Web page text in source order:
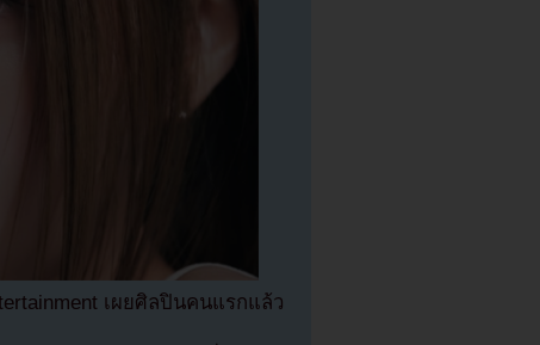
เผยศิลปินคนแรกแล้ว